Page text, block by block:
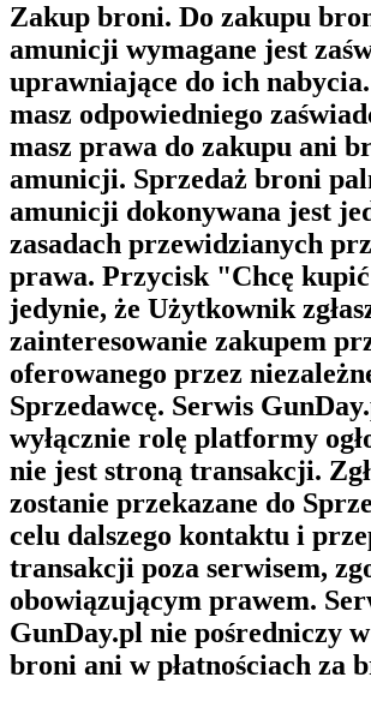
Zakup broni. Do zakupu
amunicji wymagane jest
uprawniające do ich
masz odpowiedniego
masz prawa do zakupu ani
amunicji. Sprzedaż broni
amunicji dokonywana jest
zasadach przewidzianych
prawa. Przycisk "Chcę
jedynie, że Użytkownik
zainteresowanie zakupem
oferowanego przez
Sprzedawcę. Serwis
wyłącznie rolę platformy
nie jest stroną transakcji.
zostanie przekazane do
celu dalszego kontaktu i
transakcji poza serwisem,
obowiązującym prawem.
GunDay.pl nie pośredniczy
broni ani w płatnościach za